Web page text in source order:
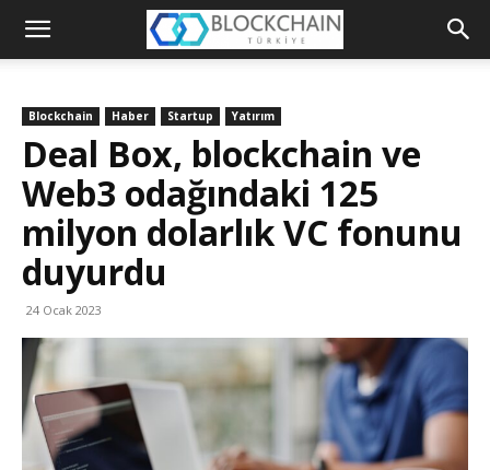
Blockchain
Blockchain Haber Startup Yatırım
Deal Box, blockchain ve
Web3 odağındaki 125
milyon dolarlık VC fonunu
duyurdu
24 Ocak 2023